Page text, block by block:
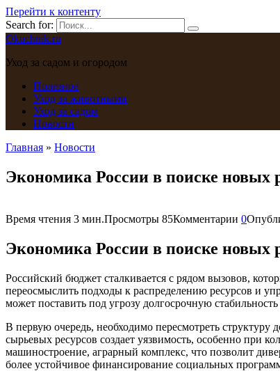
Перейти к контенту
Search for:
Okuchnik.ru
Уход за садом и огородом
Полезное
Уход за животными
Уход за садом
Новости
Главная » Новости
Экономика России в поиске новых
Время чтения 3 мин.Просмотры 85Комментарии 0
Экономика России в поиске новых
Российский бюджет сталкивается с рядом вызовов,
переосмыслить подходы к распределению ресурсов и
может поставить под угрозу долгосрочную
В первую очередь, необходимо пересмотреть
сырьевых ресурсов создает уязвимость, особенно при
машиностроение, аграрный комплекс, что позволит
более устойчивое финансирование социальных